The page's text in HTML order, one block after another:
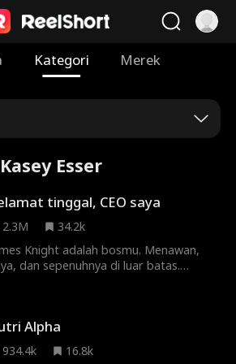
Kategori Merek
Esser
tinggal, CEO saya
2.3M
34.2k
Knight adalah bosmu. Menawan,
dan sepenuhnya di luar batas.
Karena apa yang lebih buruk
mengetahui bahwa kamu
sesuatu, selain mengetahui
Alpha
934.4k
16.8k